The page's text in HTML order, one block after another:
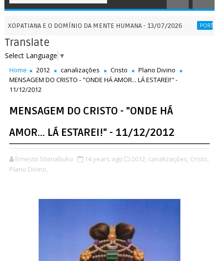
E O DOMÍNIO DA MENTE HUMANA - 13/07/2026 PORTAIS
Translate
Select Language ▼
Home 2012 canalizações Cristo
Plano Divino
MENSAGEM DO CRISTO - "ONDE HÁ AMOR... LÁ ESTAREI!" -
11/12/2012
MENSAGEM DO CRISTO - "ONDE HÁ
AMOR... LÁ ESTAREI!" - 11/12/2012
Ernesto Shimabuko 14 years ago 2012, canalizações, Cristo,
Plano Divino,